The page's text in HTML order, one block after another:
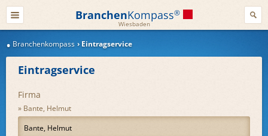
BranchenKompass®
Wiesbaden
Branchenkompass Eintragservice
Eintragservice
Firma
Bante, Helmut